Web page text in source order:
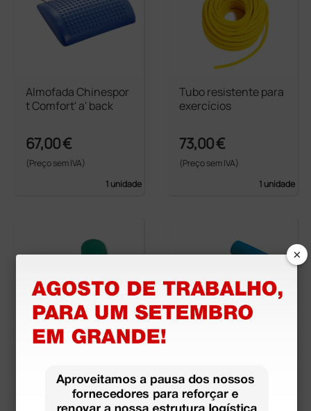
Almofada Chinespor
t Comfort' a' back
67,00 €
(Preço sem IVA)
1 unidade
Tubo resistente para
exercícios
73,00 €
(Preço sem IVA)
1 unidade
com furos verde
azul
×